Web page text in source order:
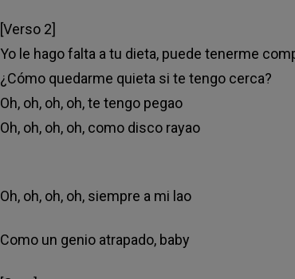
[Verso 2]
Yo le hago falta a tu dieta, puede tеnerme
¿Cómo quеdarme quieta si te tengo cerca?
Oh, oh, oh, oh, te tengo pegao
Oh, oh, oh, oh, como disco rayao
Oh, oh, oh, oh, siempre a mi lao
Como un genio atrapado, baby